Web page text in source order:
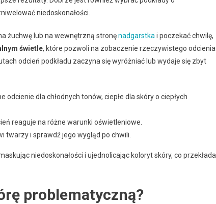
niedoskonałości.
żuchwę lub na wewnętrzną stronęnadgarstka i poczekać chwilę,
świetle, które pozwoli na zobaczenie rzeczywistego odcienia
odcień podkładu zaczyna się wyróżniać lub wydaje się zbyt
dla chłodnych tonów, ciepłe dla skóry o ciepłych
reaguje na różne warunki oświetleniowe.
twarzy i sprawdź jego wygląd po chwili.
niedoskonałości i ujednolicając koloryt skóry, co przekłada
problematyczną?